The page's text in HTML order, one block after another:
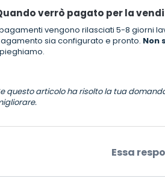
verrò pagato per la
vengono rilasciati 5-8 giorni
sia configurato e pronto. Non
questo articolo ha risolto la tua
Essa